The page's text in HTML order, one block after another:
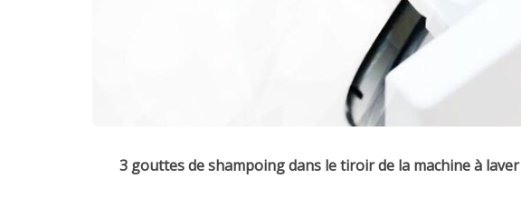
3 gouttes de shampoing dans le tiroir de la machine à